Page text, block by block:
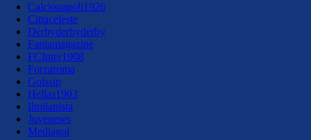
Calcionapoli1926
Cittaceleste
Derbyderbyderby
Fantamagazine
FCInter1908
Forzaroma
Golssip
Hellas1903
Ilmilanista
Juvenews
Mediagol